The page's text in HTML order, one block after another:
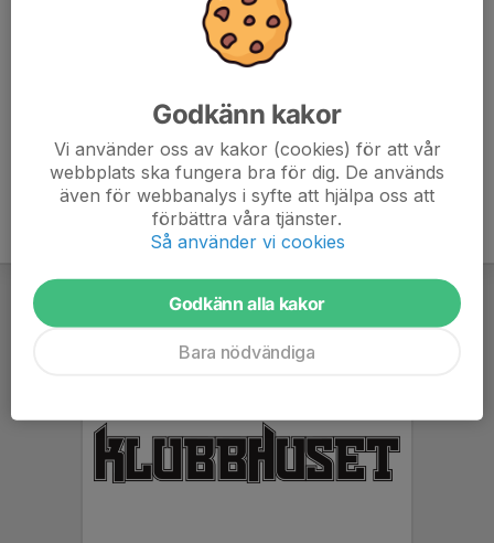
martin.j.johansson@gmail.com
Andreas Ullholm
072-050 29 81Godkänn kakor
Vi använder oss av kakor (cookies) för att vår
webbplats ska fungera bra för dig. De används
även för webbanalys i syfte att hjälpa oss att
förbättra våra tjänster.
Så använder vi cookies
Godkänn alla kakor
Bara nödvändiga